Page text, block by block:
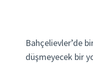
Bahçelievler’de
düşmeyecek bir